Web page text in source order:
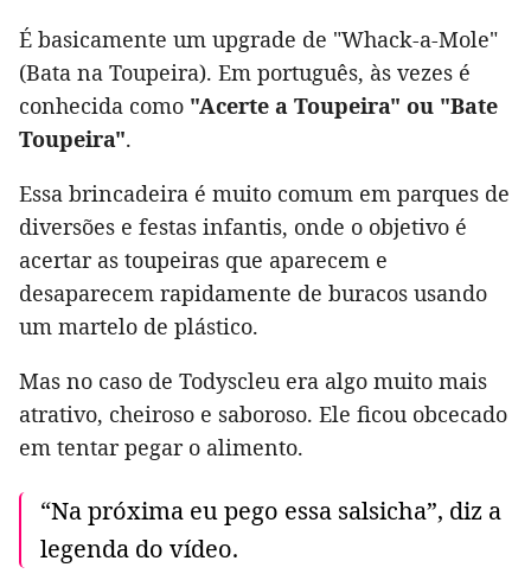
É basicamente um upgrade de "Whack-a-Mole"
(Bata na Toupeira). Em português, às vezes é
conhecida como "Acerte a Toupeira" ou "Bate
Toupeira".
Essa brincadeira é muito comum em parques de
diversões e festas infantis, onde o objetivo é
acertar as toupeiras que aparecem e
desaparecem rapidamente de buracos usando
um martelo de plástico.
Mas no caso de Todyscleu era algo muito mais
atrativo, cheiroso e saboroso. Ele ficou obcecado
em tentar pegar o alimento.
“Na próxima eu pego essa salsicha”, diz a
legenda do vídeo.